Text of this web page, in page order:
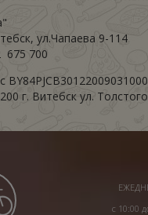
ул.Чапаева 9-114
675 700
г. Витебск ул.
с 10:00